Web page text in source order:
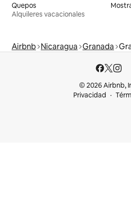
Quepos
Alquileres vacacionales
Airbnb Nicaragua Granada
© 2026 Airbnb,
Privacidad